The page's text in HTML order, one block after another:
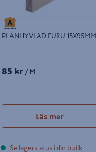
PLANHYVLAD FURU 15X95MM
85 kr / M
Läs mer
Se lagerstatus i din butik